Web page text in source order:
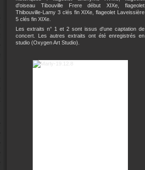
d'oiseau Tibouville Frere début XIXe, flageolet
Thibouville-Lamy 3 clés fin XIXe, flageolet Laveissière
5 clés fin XIXe.
Les extraits n° 1 et 2 sont issus d'une captation de
concert. Les autres extraits ont été enregistrés en
studio (Oxygen Art Studio).